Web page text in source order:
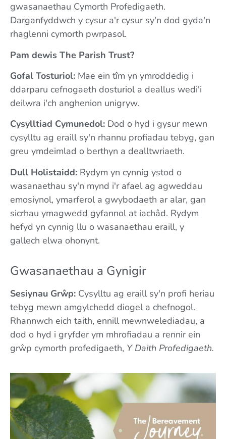
gwasanaethau Cymorth Profedigaeth.
Darganfyddwch y cysur a'r cysur sy'n dod gyda'n
rhaglenni cymorth pwrpasol.
Pam dewis The Parish Trust?
Gofal Tosturiol: Mae ein tîm yn ymroddedig i
ddarparu cefnogaeth dosturiol a deallus wedi'i
deilwra i'ch anghenion unigryw.
Cysylltiad Cymunedol: Dod o hyd i gysur mewn
cysylltu ag eraill sy'n rhannu profiadau tebyg, gan
greu ymdeimlad o berthyn a dealltwriaeth.
Dull Holistaidd: Rydym yn cynnig ystod o
wasanaethau sy'n mynd i'r afael ag agweddau
emosiynol, ymarferol a gwybodaeth ar alar, gan
sicrhau ymagwedd gyfannol at iachâd. Rydym
hefyd yn cynnig llu o wasanaethau eraill, y
gallech elwa ohonynt.
Gwasanaethau a Gynigir
Sesiynau Grŵp: Cysylltu ag eraill sy'n profi heriau
tebyg mewn amgylchedd diogel a chefnogol.
Rhannwch eich taith, ennill mewnwelediadau, a
dod o hyd i gryfder ym mhrofiadau a rennir ein
grŵp cymorth profedigaeth, Y Daith Profedigaeth.